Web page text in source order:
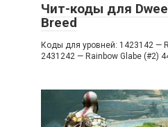
Чит-коды для
Breed
Коды для уровней: 1423142 —
2431242 — Rainbow Glabe (#2)